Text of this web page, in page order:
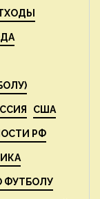
США
РФ
ФУТБОЛУ